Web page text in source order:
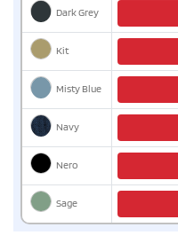
Dark Grey
Kit
Misty Blue
Navy
Nero
Sage